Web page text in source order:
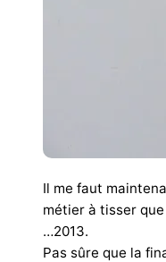
Il me faut
métier à tisser
…2013.
Pas sûre que la